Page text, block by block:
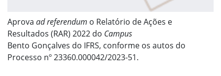
Aprova ad referendum o Relatório de Ações e
Resultados (RAR) 2022 do Campus
Bento Gonçalves do IFRS, conforme os autos do
Processo nº 23360.000042/2023-51.